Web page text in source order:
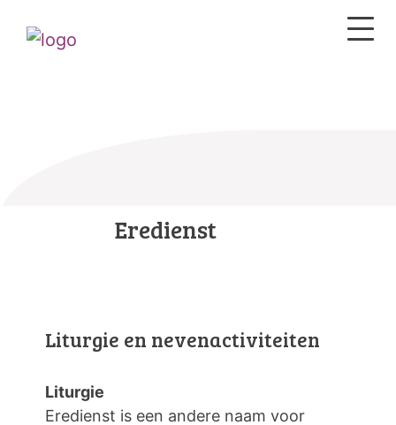
Eredienst
Liturgie en nevenactiviteiten
Liturgie
Eredienst is een andere naam voor